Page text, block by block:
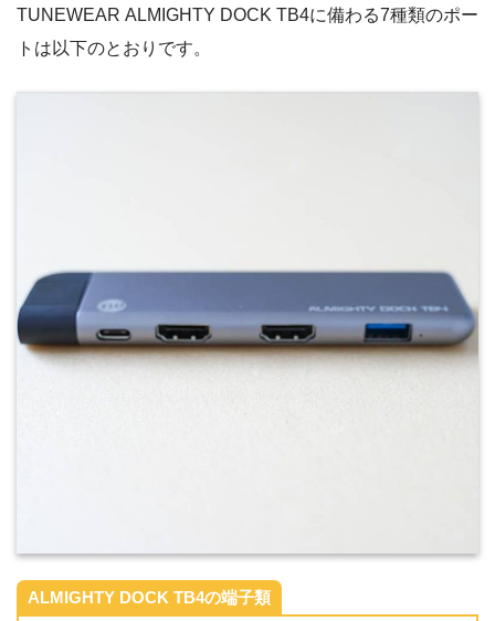
TUNEWEAR ALMIGHTY DOCK TB4に備わる7種類のポー
トは以下のとおりです。
ALMIGHTY DOCK TB4の端子類